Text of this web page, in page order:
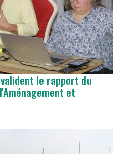
le rapport du
et